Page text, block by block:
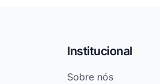
Institucional
Sobre nós